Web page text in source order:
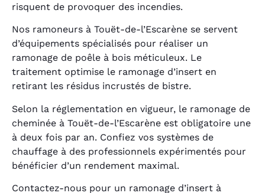
risquent de provoquer des incendies.
Nos ramoneurs à Touët-de-l’Escarène se servent
d’équipements spécialisés pour réaliser un
ramonage de poêle à bois méticuleux. Le
traitement optimise le ramonage d’insert en
retirant les résidus incrustés de bistre.
Selon la réglementation en vigueur, le ramonage de
cheminée à Touët-de-l’Escarène est obligatoire une
à deux fois par an. Confiez vos systèmes de
chauffage à des professionnels expérimentés pour
bénéficier d’un rendement maximal.
Contactez-nous pour un ramonage d’insert à